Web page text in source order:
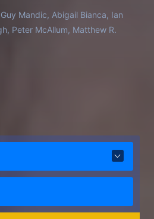
Mandic, Abigail Bianca, Ian
Peter McAllum, Matthew R.